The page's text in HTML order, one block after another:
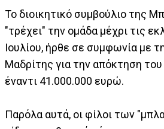
Το διοικητικό συμβούλιο της
"τρέχει" την ομάδα μέχρι τις
Ιουλίου, ήρθε σε συμφωνία με
Μαδρίτης για την απόκτηση
έναντι 41.000.000 ευρώ.
Παρόλα αυτά, οι φίλοι των